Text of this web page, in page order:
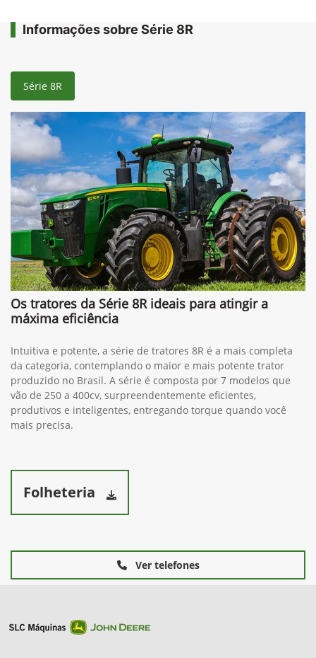
Informações sobre Série 8R
Série 8R
Os tratores da Série 8R ideais para atingir a
máxima eficiência
Intuitiva e potente, a série de tratores 8R é a mais completa
da categoria, contemplando o maior e mais potente trator
produzido no Brasil. A série é composta por 7 modelos que
vão de 250 a 400cv, surpreendentemente eficientes,
produtivos e inteligentes, entregando torque quando você
mais precisa.
Folheteria
Ver telefones